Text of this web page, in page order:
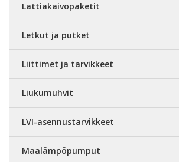
Lattiakaivopaketit
Letkut ja putket
Liittimet ja tarvikkeet
Liukumuhvit
LVI-asennustarvikkeet
Maalämpöpumput